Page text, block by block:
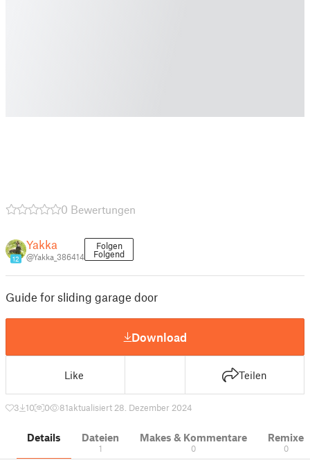
0 Bewertungen
12
Yakka
@Yakka_386414
Folgen
Folgend
Guide for sliding garage door
Download
Like Teilen
3 10 0 81aktualisiert 28. Dezember 2024
Details Dateien
1
Makes & Kommentare
0
Remixe
0